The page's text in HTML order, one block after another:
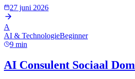
27 juni 2026
A
AI & TechnologieBeginner
9 min
AI Consulent Sociaal